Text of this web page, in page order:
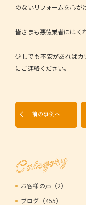
のないリフォームを心が
皆さまも悪徳業者にはく
少しでも不安があれば
にご連絡ください。
前の事例へ
Category
お客様の声（2）
ブログ（455）